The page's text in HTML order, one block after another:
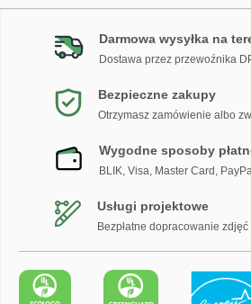
Darmowa wysyłka na
Dostawa przez przewoźnika
Bezpieczne zakupy
Otrzymasz zamówienie albo
Wygodne sposoby
BLIK, Visa, Master Card,
Usługi projektowe
Bezpłatne dopracowanie